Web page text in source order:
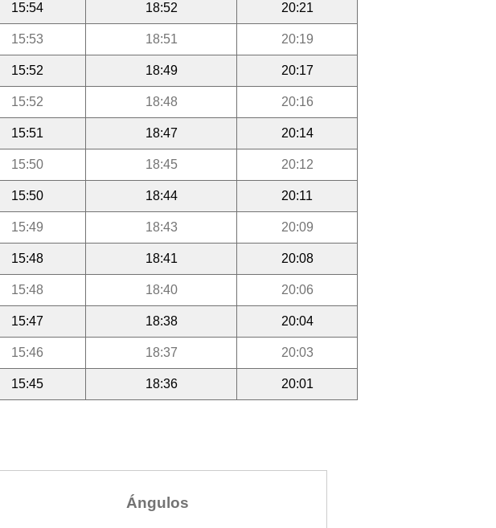
15:54 18:52 20:21
15:53 18:51 20:19
15:52 18:49 20:17
15:52 18:48 20:16
15:51 18:47 20:14
15:50 18:45 20:12
15:50 18:44 20:11
15:49 18:43 20:09
15:48 18:41 20:08
15:48 18:40 20:06
15:47 18:38 20:04
15:46 18:37 20:03
15:45 18:36 20:01
Ángulos